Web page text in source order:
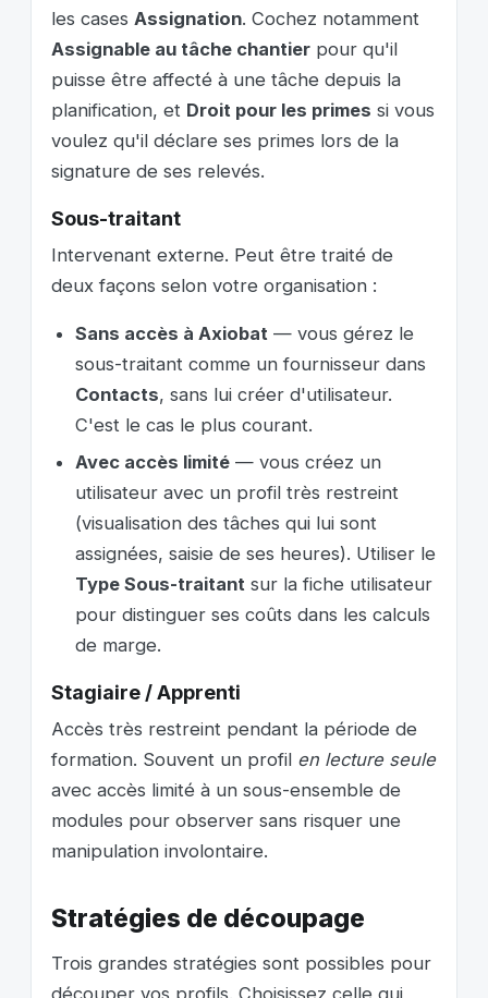
les cases Assignation. Cochez notamment
Assignable au tâche chantier pour qu'il
puisse être affecté à une tâche depuis la
planification, et Droit pour les primes si vous
voulez qu'il déclare ses primes lors de la
signature de ses relevés.
Sous-traitant
Intervenant externe. Peut être traité de
deux façons selon votre organisation :
Sans accès à Axiobat — vous gérez le
sous-traitant comme un fournisseur dans
Contacts, sans lui créer d'utilisateur.
C'est le cas le plus courant.
Avec accès limité — vous créez un
utilisateur avec un profil très restreint
(visualisation des tâches qui lui sont
assignées, saisie de ses heures). Utiliser le
Type Sous-traitant sur la fiche utilisateur
pour distinguer ses coûts dans les calculs
de marge.
Stagiaire / Apprenti
Accès très restreint pendant la période de
formation. Souvent un profil en lecture seule
avec accès limité à un sous-ensemble de
modules pour observer sans risquer une
manipulation involontaire.
Stratégies de découpage
Trois grandes stratégies sont possibles pour
découper vos profils. Choisissez celle qui